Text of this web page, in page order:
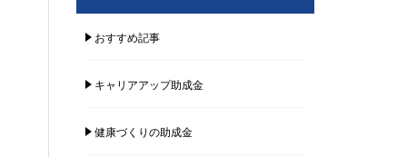
おすすめ記事
キャリアアップ助成金
健康づくりの助成金